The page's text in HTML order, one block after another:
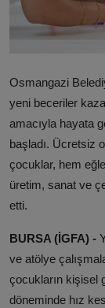
Osmangazi
yeni beceriler
amacıyla hayata
başladı. Ücretsiz
çocuklar, hem
üretim, sanat ve
etti.
BURSA (İGFA) -
ve atölye
çocukların kişisel
döneminde hız